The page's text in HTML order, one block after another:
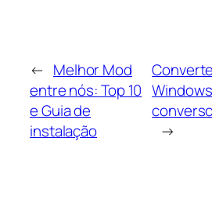
← Melhor Mod
entre nós: Top 10
e Guia de
instalação
→